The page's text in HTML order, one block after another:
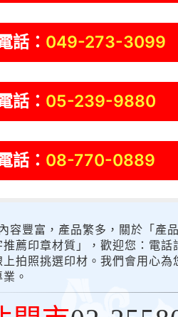
話： 049-273-3099
話： 05-239-9880
話： 08-770-0889
容豐富，產品繁多，關於「產
推薦印章材質」，歡迎您：電
上拍照挑選印材。我們會用心
。